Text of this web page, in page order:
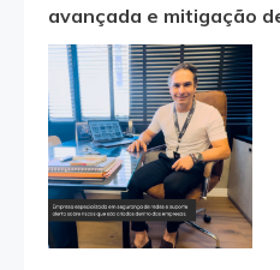
avançada e mitigação